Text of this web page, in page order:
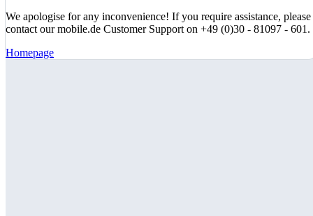
We apologise for any inconvenience! If you require assistance, please
contact our mobile.de Customer Support on +49 (0)30 - 81097 - 601.
Homepage